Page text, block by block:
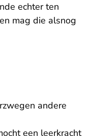
echter ten
mag die alsnog
andere
een leerkracht